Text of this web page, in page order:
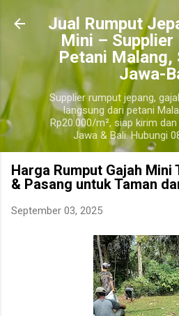
Langsung ke
​Jual Rumput
Mini – Supplier
Petani Malang,
Jawa-
Supplier rumput jepang,
langsung dari petani
Rp20.000/m², siap kirim
Jawa & Bali. Hubungi
Harga Rumput Gajah Mini
& Pasang untuk Taman
September 03, 2025